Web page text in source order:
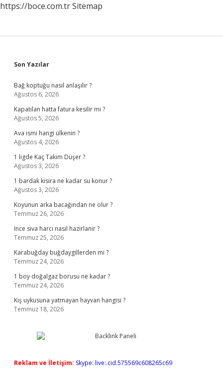
https://boce.com.trSitemap
Sidebar
Son Yazılar
Bağ koptuğu nasıl anlaşılır ?
Ağustos 6, 2026
Kapatılan hatta fatura kesilir mi ?
Ağustos 5, 2026
Ava ismi hangi ülkenin ?
Ağustos 4, 2026
1 ligde Kaç Takim Düşer ?
Ağustos 3, 2026
1 bardak kisira ne kadar su konur ?
Ağustos 3, 2026
Koyunun arka bacağından ne olur ?
Temmuz 26, 2026
Ince sıva harcı nasıl hazirlanir ?
Temmuz 25, 2026
Karabuğday buğdaygillerden mi ?
Temmuz 24, 2026
1 boy doğalgaz borusu ne kadar ?
Temmuz 24, 2026
Kış uykusuna yatmayan hayvan hangisi ?
Temmuz 18, 2026
Reklam ve İletişim: Skype: live:.cid.575569c608265c69